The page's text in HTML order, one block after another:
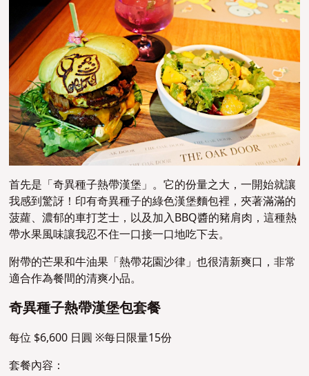
首先是「奇異種子熱帶漢堡」。它的份量之大，一開始就讓
我感到驚訝！印有奇異種子的綠色漢堡麵包裡，夾著滿滿的
菠蘿、濃郁的車打芝士，以及加入BBQ醬的豬肩肉，這種熱
帶水果風味讓我忍不住一口接一口地吃下去。
附帶的芒果和牛油果「熱帶花園沙律」也很清新爽口，非常
適合作為餐間的清爽小品。
奇異種子熱帶漢堡包套餐
每位 $6,600 日圓 ※每日限量15份
套餐內容：